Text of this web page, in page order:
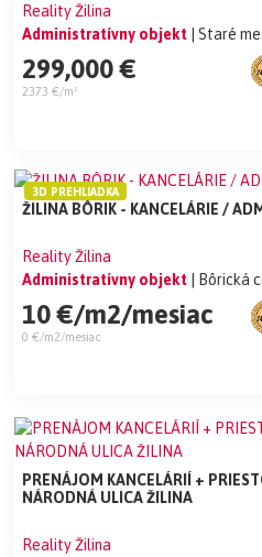
Reality Žilina
Administratívny objekt
| Staré
299,000 €
2373 €/m²
ŽILINA BÔRIK - KANCELÁRIE /
Reality Žilina
Administratívny objekt
| Bôrická
10 €/m2/mesiac
0 €/m2/mesiac
3D PREHLIADKA
PRENÁJOM KANCELÁRIÍ +
NÁRODNÁ ULICA ŽILINA
Reality Žilina